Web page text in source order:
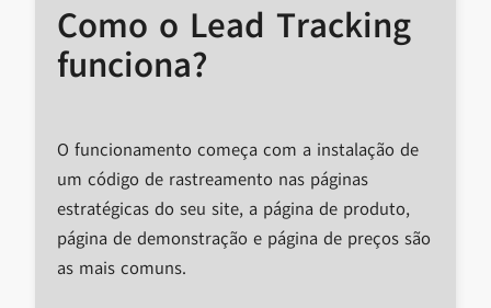
Como o Lead Tracking
funciona?
O funcionamento começa com a instalação de
um código de rastreamento nas páginas
estratégicas do seu site, a página de produto,
página de demonstração e página de preços são
as mais comuns.